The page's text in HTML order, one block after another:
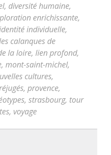
, diversité humaine,
enrichissante,
individuelle,
calanques de
la loire, lien profond,
, mont-saint-michel,
cultures,
, provence,
, strasbourg, tour
, voyage